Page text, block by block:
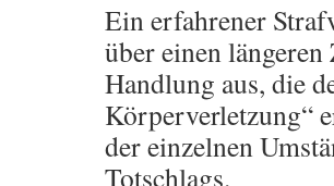
Ein erfahrener
über einen
Handlung aus, die
Körperverletzung“
der einzelnen
Totschlags.